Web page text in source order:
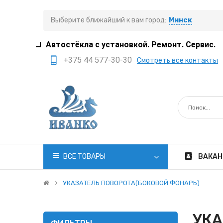
Выберите ближайший к вам город: Минск
Автостёкла с установкой. Ремонт. Сервис.
+375 44 577-30-30
Смотреть все контакты
+375 29 705-41-21
+375 17 397-05-85
office@ivanko.by
Минск, переулок
Промышленный,8/5
Вс. 8:30 - 18:00
ВСЕ ТОВАРЫ
УКАЗАТЕЛЬ ПОВОРОТА(БОКОВОЙ ФОНАРЬ)